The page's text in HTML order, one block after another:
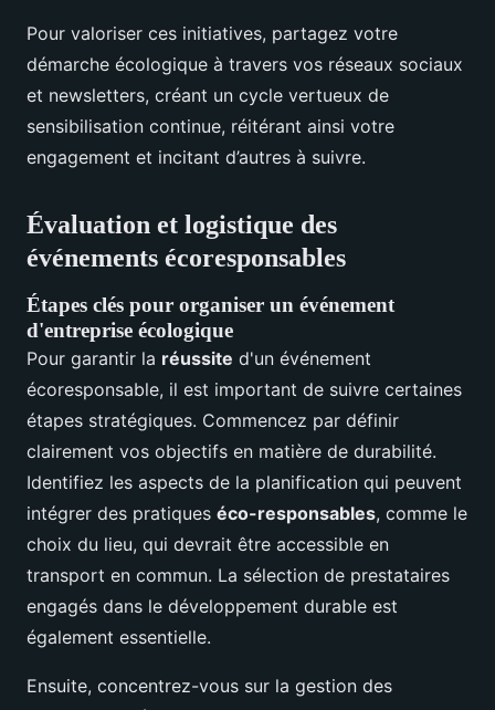
Pour valoriser ces initiatives, partagez votre
démarche écologique à travers vos réseaux sociaux
et newsletters, créant un cycle vertueux de
sensibilisation continue, réitérant ainsi votre
engagement et incitant d’autres à suivre.
Évaluation et logistique des
événements écoresponsables
Étapes clés pour organiser un événement
d'entreprise écologique
Pour garantir la réussite d'un événement
écoresponsable, il est important de suivre certaines
étapes stratégiques. Commencez par définir
clairement vos objectifs en matière de durabilité.
Identifiez les aspects de la planification qui peuvent
intégrer des pratiques éco-responsables, comme le
choix du lieu, qui devrait être accessible en
transport en commun. La sélection de prestataires
engagés dans le développement durable est
également essentielle.
Ensuite, concentrez-vous sur la gestion des